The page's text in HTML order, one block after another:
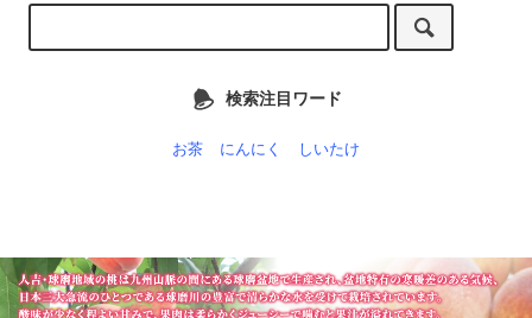
検索注目ワード
お茶 にんにく しいたけ